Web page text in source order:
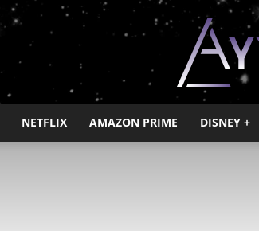
NETFLIX AMAZON PRIME DISNEY +